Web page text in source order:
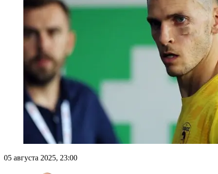
05 августа 2025, 23:00